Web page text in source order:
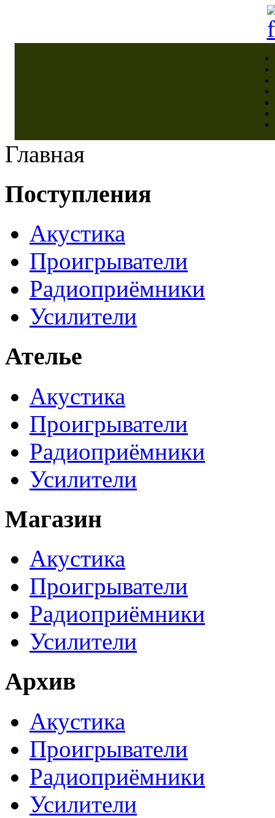
Главная
Поступления
Акустика
Проигрыватели
Радиоприёмники
Усилители
Ателье
Акустика
Проигрыватели
Радиоприёмники
Усилители
Магазин
Акустика
Проигрыватели
Радиоприёмники
Усилители
Архив
Акустика
Проигрыватели
Радиоприёмники
Усилители